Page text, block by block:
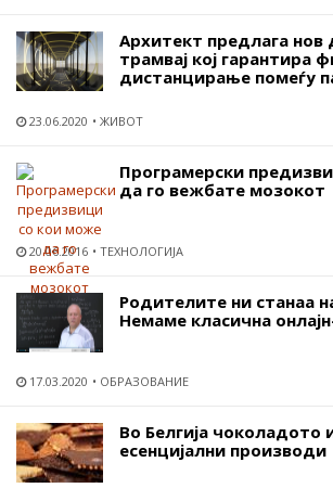
Архитект предлага нов
трамвај кој гарантира
дистанцирање помеѓу
23.06.2020 ЖИВОТ
Програмерски
да го вежбате мозокот
20.06.2016 ТЕХНОЛОГИЈА
Родителите ни станаа
Немаме класична
17.03.2020 ОБРАЗОВАНИЕ
Во Белгија чоколадото
есенцијални производи